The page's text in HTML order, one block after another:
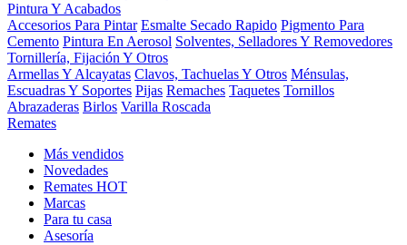
Pintura Y Acabados
Accesorios Para Pintar Esmalte Secado Rapido Pigmento Para
Cemento Pintura En Aerosol Solventes, Selladores Y Removedores
Tornillería, Fijación Y Otros
Armellas Y Alcayatas Clavos, Tachuelas Y Otros Ménsulas,
Escuadras Y Soportes Pijas Remaches Taquetes Tornillos
Abrazaderas Birlos Varilla Roscada
Remates
Más vendidos
Novedades
Remates HOT
Marcas
Para tu casa
Asesoría